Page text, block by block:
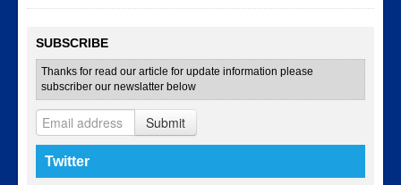
SUBSCRIBE
Thanks for read our article for update information please
subscriber our newslatter below
Submit
Twitter